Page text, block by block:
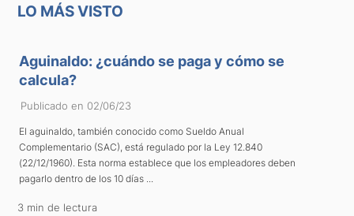
LO MÁS VISTO
Aguinaldo: ¿cuándo se paga y cómo se
calcula?
Publicado en 02/06/23
El aguinaldo, también conocido como Sueldo Anual
Complementario (SAC), está regulado por la Ley 12.840
(22/12/1960). Esta norma establece que los empleadores deben
pagarlo dentro de los 10 días ...
3 min de lectura